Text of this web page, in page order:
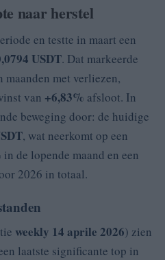
naar herstel
en testte in maart een
USDT. Dat markeerde
maanden met verliezen,
van +6,83% afsloot. In
beweging door: de huidige
, wat neerkomt op een
in de lopende maand en een
2026 in totaal.
weekly 14 aprile 2026) zien
laatste significante top in